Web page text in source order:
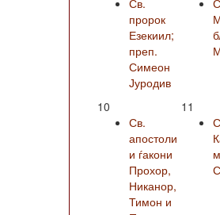
Св.
пророк
Езекиил;
преп.
Симеон
Јуродив
10
Св.
апостоли
и ѓакони
Прохор,
Никанор,
Тимон и
11